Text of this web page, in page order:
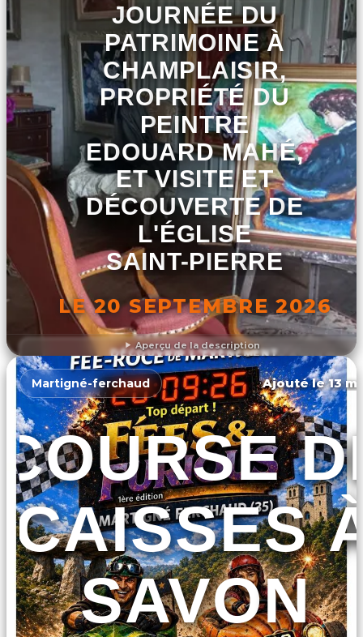
Aperçu de la description
JOURNÉE DU
PATRIMOINE À
CHAMPLAISIR,
PROPRIÉTÉ DU
PEINTRE
EDOUARD MAHÉ,
ET VISITE ET
DÉCOUVERTE DE
L'ÉGLISE
SAINT-PIERRE
LE 20 SEPTEMBRE 2026
DÉCOUVRIR L'ÉVÉNEMENT
Martigné-ferchaud Ajouté le 13
CAISSES
SAVON